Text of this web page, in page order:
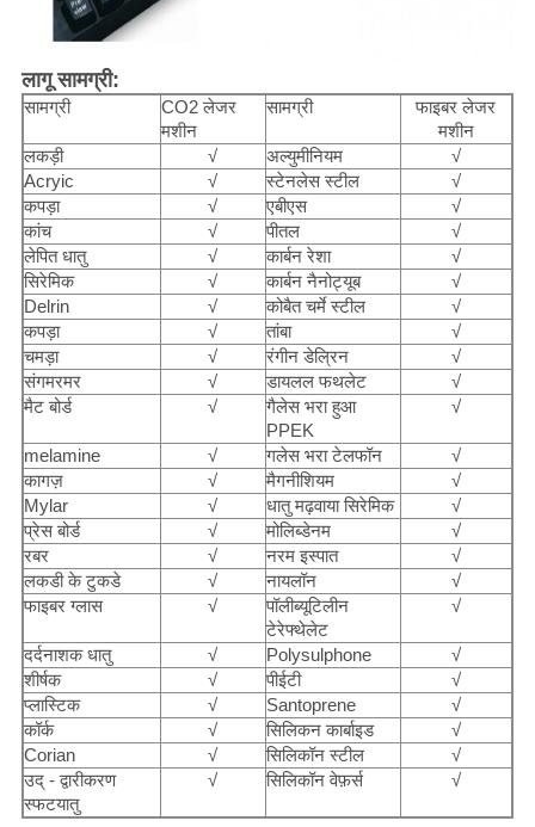
लागू सामग्री:
सामग्री
CO2 लेजर
मशीन
सामग्री
फाइबर लेजर
मशीन
लकड़ी
√ अल्युमीनियम
√
Acryic
√ स्टेनलेस स्टील
√
कपड़ा
√ एबीएस
√
कांच
√ पीतल
√
लेपित धातु
√ कार्बन रेशा
√
सिरेमिक
√ कार्बन नैनोट्यूब
√
Delrin
√ कोबैत चर्मे स्टील
√
कपड़ा
√ तांबा
√
चमड़ा
√ रंगीन डेल्रिन
√
संगमरमर
√ डायलल फथलेट
√
मैट बोर्ड
√
गैलेस भरा हुआ
PPEK
√
melamine √ गलेस भरा टेलफॉन
√
कागज़
√ मैगनीशियम
√
Mylar
√ धातु मढ़वाया सिरेमिक
√
प्रेस बोर्ड
√ मोलिब्डेनम
√
रबर
√ नरम इस्पात
√
लकडी के टुकडे
√ नायलॉन
√
फाइबर ग्लास
√
पॉलीब्यूटिलीन
टेरेफ्थेलेट
√
दर्दनाशक धातु √ Polysulphone
√
शीर्षक
√ पीईटी
√
प्लास्टिक
√ Santoprene
√
कॉर्क
√ सिलिकन कार्बाइड
√
Corian
√ सिलिकॉन स्टील
√
उद् - द्वारीकरण
स्फटयातु
√ सिलिकॉन वेफ़र्स √